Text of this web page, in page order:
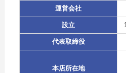
運営会社
設立
代表取締役
本店所在地